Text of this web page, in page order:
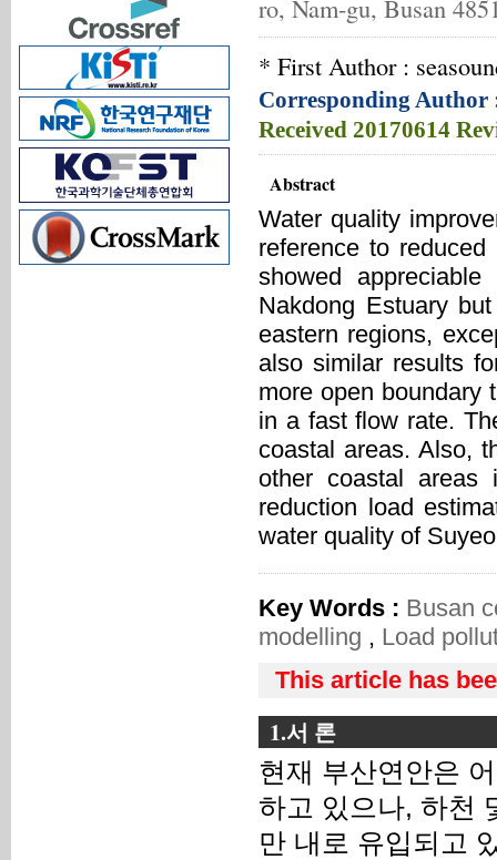
ro, Nam-gu, Busan
* First Author :
Corresponding
Received 20170614
Abstract
Water quality
reference to
showed
Nakdong Estuary
eastern regions,
also similar results
more open boundary
in a fast flow rate.
coastal areas. Also,
other coastal areas
reduction load
water quality of
Key Words : Busan
modelling , Load
This article has
1.서 론
현재 부산연안은
하고 있으나, 하천
만 내로 유입되고